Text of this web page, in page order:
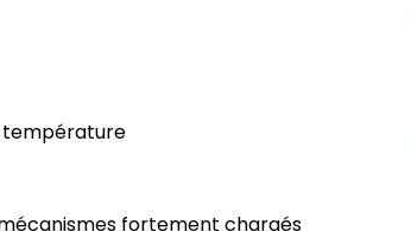
température
fortement chargés